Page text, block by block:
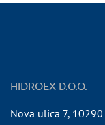
HIDROEX D.O.O.
Nova ulica 7, 10290